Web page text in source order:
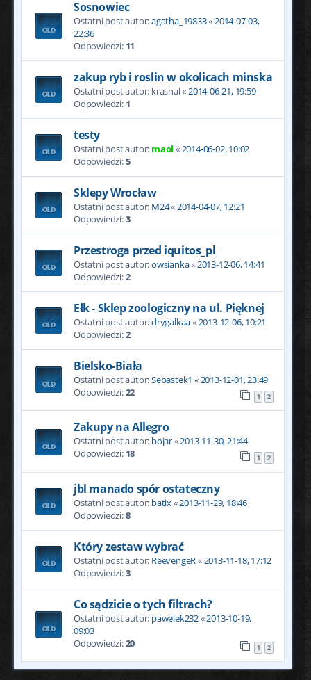
Sosnowiec
Ostatni post autor:agatha_19833«2014-07-03,
22:36
Odpowiedzi: 11
zakup ryb i roslin w okolicach minska
Ostatni post autor: krasnal«2014-06-21, 19:59
Odpowiedzi: 1
testy
Ostatni post autor: maol «2014-06-02, 10:02
Odpowiedzi:5
Sklepy Wrocław
Ostatni post autor: M24«2014-04-07, 12:21
Odpowiedzi:3
Przestroga przed iquitos_pl
Ostatni post autor:owsianka«2013-12-06, 14:41
Odpowiedzi:2
Ełk - Sklep zoologiczny na ul. Pięknej
Ostatni post autor:drygalkaa«2013-12-06, 10:21
Odpowiedzi:2
Bielsko-Biała
Ostatni post autor:Sebastek1 «2013-12-01, 23:49
Odpowiedzi:22 1 2
Zakupy na Allegro
Ostatni post autor: bojar«2013-11-30, 21:44
Odpowiedzi: 18 1 2
jbl manado spór ostateczny
Ostatni post autor: batix«2013-11-29, 18:46
Odpowiedzi:8
Który zestaw wybrać
Ostatni post autor: ReevengeR«2013-11-18, 17:12
Odpowiedzi:3
Co sądzicie o tych filtrach?
Ostatni post autor: pawelek232«2013-10-19,
09:03
Odpowiedzi:20 1 2